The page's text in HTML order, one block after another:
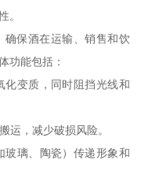
。
确保酒在运输、销售和饮
功能包括：
化变质，同时阻挡光线和
运，减少破损风险。
玻璃、陶瓷）传递形象和